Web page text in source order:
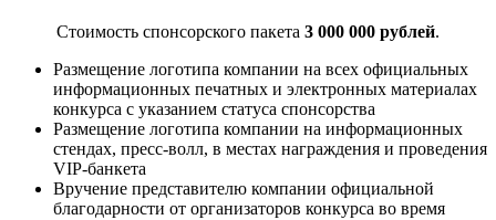
Стоимость спонсорского пакета 3 000 000 рублей.
Размещение логотипа компании на всех официальных
информационных печатных и электронных материалах
конкурса с указанием статуса спонсорства
Размещение логотипа компании на информационных
стендах, пресс-волл, в местах награждения и проведения
VIP-банкета
Вручение представителю компании официальной
благодарности от организаторов конкурса во время